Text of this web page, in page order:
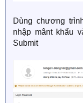
Dùng chương
nhập mânt khẩu
Submit